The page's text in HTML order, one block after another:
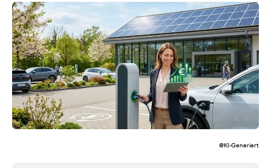
@KI-Generiert